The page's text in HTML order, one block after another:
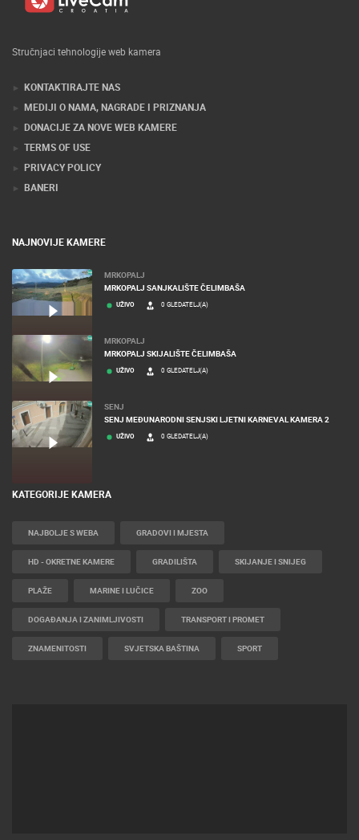
Stručnjaci tehnologije web kamera
KONTAKTIRAJTE NAS
MEDIJI O NAMA, NAGRADE I PRIZNANJA
DONACIJE ZA NOVE WEB KAMERE
TERMS OF USE
PRIVACY POLICY
BANERI
NAJNOVIJE KAMERE
MRKOPALJ
MRKOPALJ SANJKALIŠTE ČELIMBAŠA
UŽIVO 0 GLEDATELJ(A)
MRKOPALJ
MRKOPALJ SKIJALIŠTE ČELIMBAŠA
UŽIVO 0 GLEDATELJ(A)
SENJ
SENJ MEĐUNARODNI SENJSKI LJETNI KARNEVAL KAMERA 2
UŽIVO 0 GLEDATELJ(A)
KATEGORIJE KAMERA
NAJBOLJE S WEBA GRADOVI I MJESTA
HD - OKRETNE KAMERE GRADILIŠTA SKIJANJE I SNIJEG
PLAŽE MARINE I LUČICE ZOO
DOGAĐANJA I ZANIMLJIVOSTI TRANSPORT I PROMET
ZNAMENITOSTI SVJETSKA BAŠTINA SPORT